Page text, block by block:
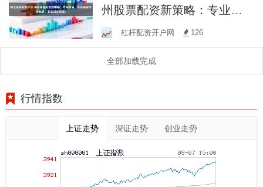
州股票配资新策略：专业指
导，助您把握市场机遇，实
现财富增值！
杠杆配资开户网 126
全部加载完成
行情指数
上证走势 深证走势 创业走势